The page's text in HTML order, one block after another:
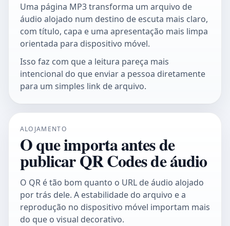
Uma página MP3 transforma um arquivo de
áudio alojado num destino de escuta mais claro,
com título, capa e uma apresentação mais limpa
orientada para dispositivo móvel.
Isso faz com que a leitura pareça mais
intencional do que enviar a pessoa diretamente
para um simples link de arquivo.
ALOJAMENTO
O que importa antes de
publicar QR Codes de áudio
O QR é tão bom quanto o URL de áudio alojado
por trás dele. A estabilidade do arquivo e a
reprodução no dispositivo móvel importam mais
do que o visual decorativo.